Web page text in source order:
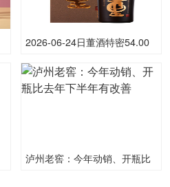
2026-06-24日董酒特密54.00
泸州老窖：今年动销、开瓶比